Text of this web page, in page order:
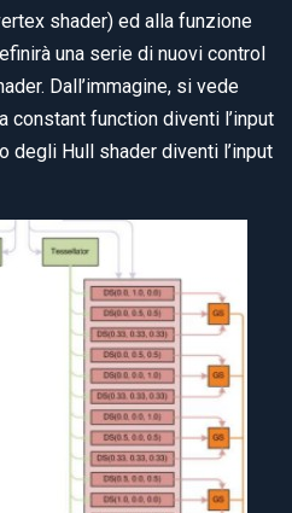
shader) ed alla funzione
una serie di nuovi control
Dall’immagine, si vede
constant function diventi l’input
Hull shader diventi l’input